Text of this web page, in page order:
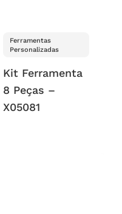
Ferramentas
Personalizadas
Kit Ferramenta
8 Peças –
X05081